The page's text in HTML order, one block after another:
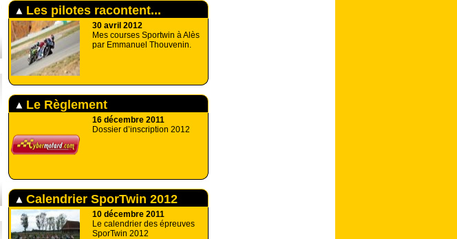
Les pilotes racontent...
30 avril 2012
Mes courses Sportwin à Alès
par Emmanuel Thouvenin.
Le Règlement
16 décembre 2011
Dossier d’inscription 2012
Calendrier SporTwin 2012
10 décembre 2011
Le calendrier des épreuves
SporTwin 2012